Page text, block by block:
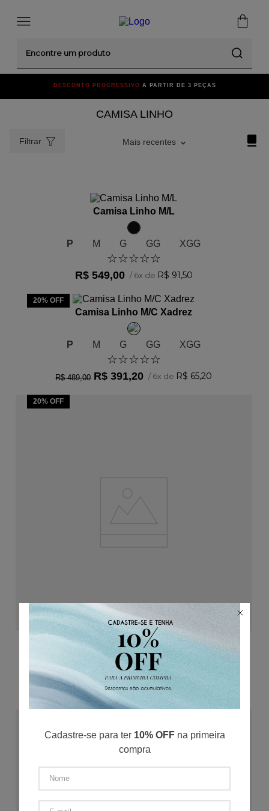
DESCONTO PROGRESSIVO A PARTIR DE 3 PEÇAS
CAMISA LINHO
Filtrar Mais recentes
ADICIONAR AO CARRINHO
Camisa Linho M/L
P M G GG XGG
☆☆☆☆☆
R$ 549,00 /6x de R$ 91,50
20% OFF
Camisa Linho M/C Xadrez
P M G GG XGG
☆☆☆☆☆
R$ 489,00 R$ 391,20 /6x de R$ 65,20
20% OFF
ADICIONAR AO CARRINHO
Camisa Linho Mini Xadrez M/C
P G GG XGG
R$ 489,00 R$ 391,20 /6x de R$ 65 , 20
Cadastre-se para ter 10% OFFna primeira
compra